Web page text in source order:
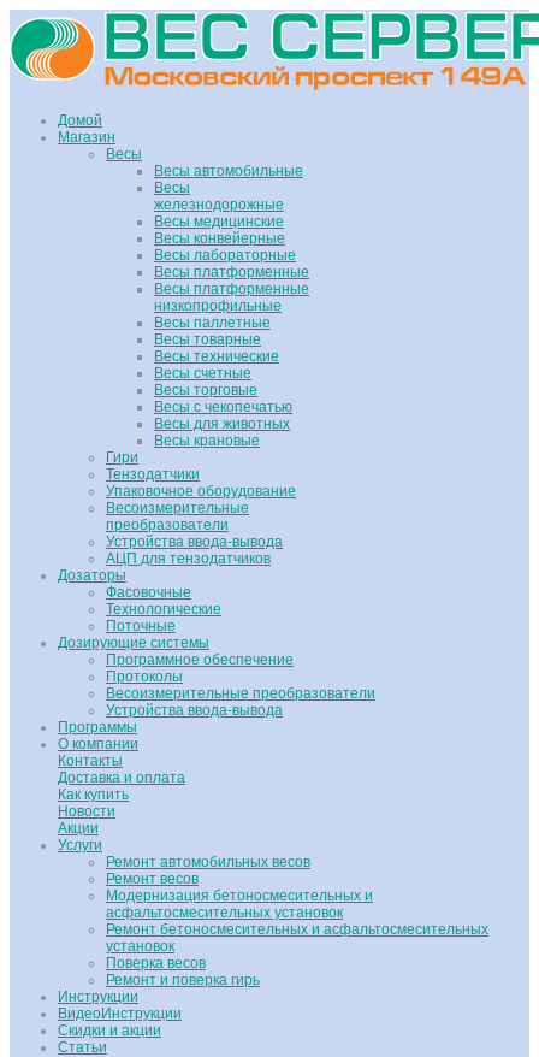
Домой
Магазин
Весы
Весы автомобильные
Весы
железнодорожные
Весы медицинские
Весы конвейерные
Весы лабораторные
Весы платформенные
Весы платформенные
низкопрофильные
Весы паллетные
Весы товарные
Весы технические
Весы счетные
Весы торговые
Весы с чекопечатью
Весы для животных
Весы крановые
Гири
Тензодатчики
Упаковочное оборудование
Весоизмерительные
преобразователи
Устройства ввода-вывода
АЦП для тензодатчиков
Дозаторы
Фасовочные
Технологические
Поточные
Дозирующие системы
Программное обеспечение
Протоколы
Весоизмерительные преобразователи
Устройства ввода-вывода
Программы
О компании
Контакты
Доставка и оплата
Как купить
Новости
Акции
Услуги
Ремонт автомобильных весов
Ремонт весов
Модернизация бетоносмесительных и
асфальтосмесительных установок
Ремонт бетоносмесительных и асфальтосмесительных
установок
Поверка весов
Ремонт и поверка гирь
Инструкции
ВидеоИнструкции
Скидки и акции
Статьи